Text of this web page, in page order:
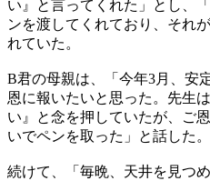
い』と言ってくれた」とし、
ンを渡してくれており、それ
れていた。
B君の母親は、「今年3月、安
恩に報いたいと思った。先生
い』と念を押していたが、ご
いでペンを取った」と話した。
続けて、「毎晩、天井を見つ